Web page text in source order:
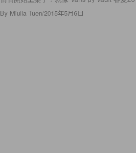
By Miulla Tuen/2015年5月6日